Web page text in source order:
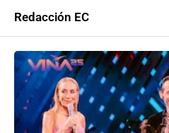
Redacción EC